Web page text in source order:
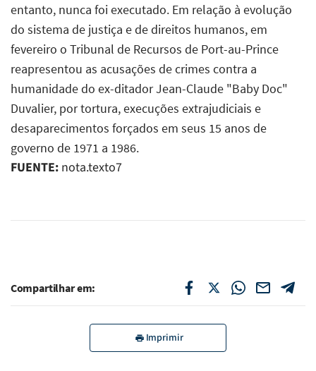
entanto, nunca foi executado. Em relação à evolução
do sistema de justiça e de direitos humanos, em
fevereiro o Tribunal de Recursos de Port-au-Prince
reapresentou as acusações de crimes contra a
humanidade do ex-ditador Jean-Claude "Baby Doc"
Duvalier, por tortura, execuções extrajudiciais e
desaparecimentos forçados em seus 15 anos de
governo de 1971 a 1986.
FUENTE: nota.texto7
Compartilhar em:
Imprimir